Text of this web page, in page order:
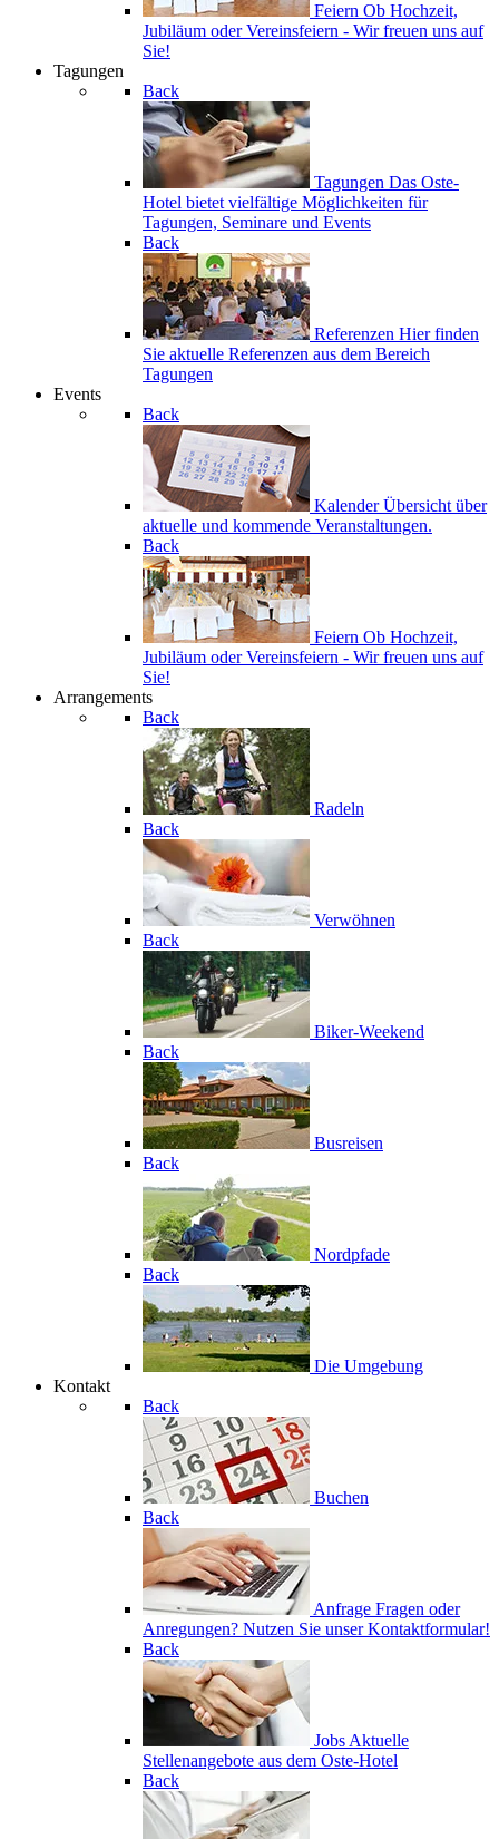
Feiern Ob Hochzeit,
Jubiläum oder Vereinsfeiern - Wir freuen uns auf
Sie!
Tagungen
Back
Tagungen Das Oste-
Hotel bietet vielfältige Möglichkeiten für
Tagungen, Seminare und Events
Back
Referenzen Hier finden
Sie aktuelle Referenzen aus dem Bereich
Tagungen
Events
Back
Kalender Übersicht über
aktuelle und kommende Veranstaltungen.
Back
Feiern Ob Hochzeit,
Jubiläum oder Vereinsfeiern - Wir freuen uns auf
Sie!
Arrangements
Back
Radeln
Back
Verwöhnen
Back
Biker-Weekend
Back
Busreisen
Back
Nordpfade
Back
Die Umgebung
Kontakt
Back
Buchen
Back
Anfrage Fragen oder
Anregungen? Nutzen Sie unser Kontaktformular!
Back
Jobs Aktuelle
Stellenangebote aus dem Oste-Hotel
Back